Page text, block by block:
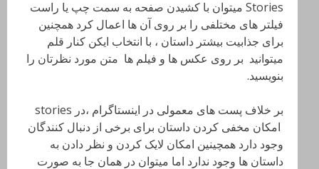
Stories میتوان با کشیدن صفحه به سمت چپ یا راست
فیلتر های مختلفی را بر روی آن ها اعمال کرد همچنین
برای جذابیت بیشتر داستان ، با انتخاب ایکن کنار قلم
میتوانید بر روی عکس ها و فیلم ها متن مورد نظرتان را
بنویسید.
بر خلاف پست های معمولی در اینستاگرام ،در stories
امکان مخفی کردن داستان برای برخی از دنبال کنندگان
وجود دارد همچینین امکان لایک کردن و نظر دادن به
داستان ها وجود ندارد اما میتوان در همان جا به صورت